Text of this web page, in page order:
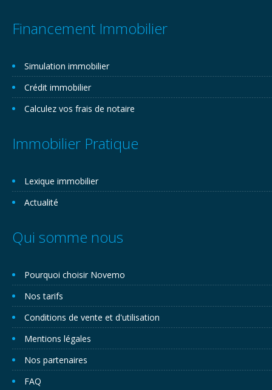
Financement Immobilier
Simulation immobilier
Crédit immobilier
Calculez vos frais de notaire
Immobilier Pratique
Lexique immobilier
Actualité
Qui somme nous
Pourquoi choisir Novemo
Nos tarifs
Conditions de vente et d'utilisation
Mentions légales
Nos partenaires
FAQ